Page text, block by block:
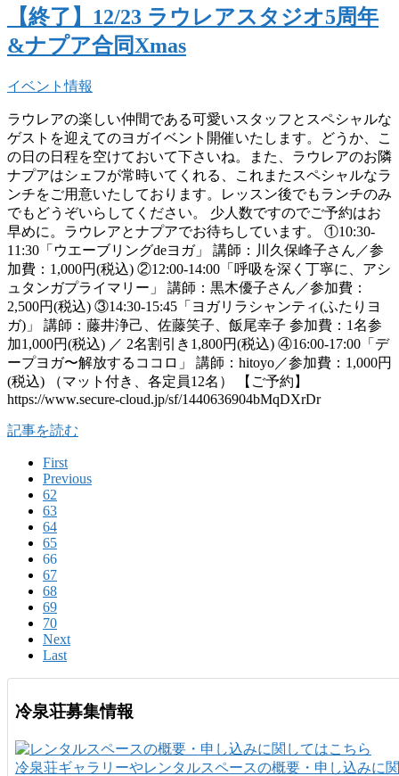
【終了】12/23 ラウレアスタジオ5周年
&ナプア合同Xmas
イベント情報
ラウレアの楽しい仲間である可愛いスタッフとスペシャルな
ゲストを迎えてのヨガイベント開催いたします。どうか、こ
の日の日程を空けておいて下さいね。また、ラウレアのお隣
ナプアはシェフが常時いてくれる、これまたスペシャルなラ
ンチをご用意いたしております。レッスン後でもランチのみ
でもどうぞいらしてください。 少人数ですのでご予約はお
早めに。ラウレアとナプアでお待ちしています。 ①10:30-
11:30「ウエーブリングdeヨガ」 講師：川久保峰子さん／参
加費：1,000円(税込) ②12:00-14:00「呼吸を深く丁寧に、アシ
ュタンガプライマリー」 講師：黒木優子さん／参加費：
2,500円(税込) ③14:30-15:45「ヨガリラシャンティ(ふたりヨ
ガ)」 講師：藤井浄己、佐藤笑子、飯尾幸子 参加費：1名参
加1,000円(税込) ／ 2名割引き1,800円(税込) ④16:00-17:00「デ
ープヨガ〜解放するココロ」 講師：hitoyo／参加費：1,000円
(税込) （マット付き、各定員12名） 【ご予約】
https://www.secure-cloud.jp/sf/1440636904bMqDXrDr
記事を読む
First
Previous
62
63
64
65
66
67
68
69
70
Next
Last
冷泉荘募集情報
冷泉荘ギャラリーやレンタルスペースの概要・申し込みに関